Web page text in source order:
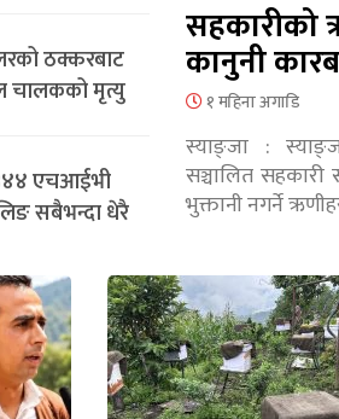
ठक्करबाट
चालकको मृत्यु
एचआईभी
सबैभन्दा धेरै
सहकारीको
कानुनी
१ महिना अगाडि
स्याङ्जा :
सञ्चालित
भुक्तानी नगर्ने